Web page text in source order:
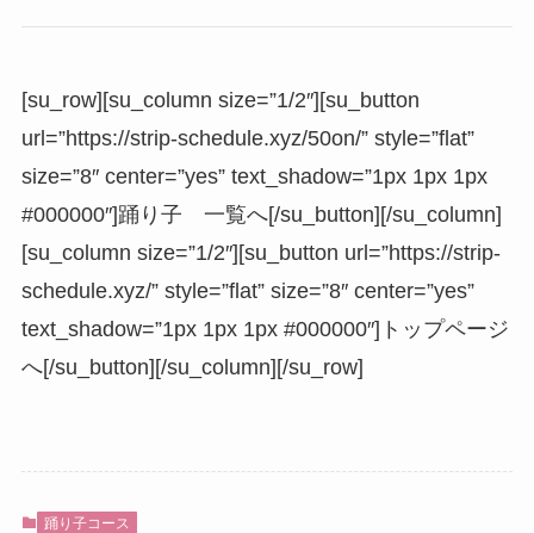
[su_row][su_column size=”1/2″][su_button
url=”https://strip-schedule.xyz/50on/” style=”flat”
size=”8″ center=”yes” text_shadow=”1px 1px 1px
#000000″]踊り子 一覧へ[/su_button][/su_column]
[su_column size=”1/2″][su_button url=”https://strip-
schedule.xyz/” style=”flat” size=”8″ center=”yes”
text_shadow=”1px 1px 1px #000000″]トップページ
へ[/su_button][/su_column][/su_row]
踊り子コース